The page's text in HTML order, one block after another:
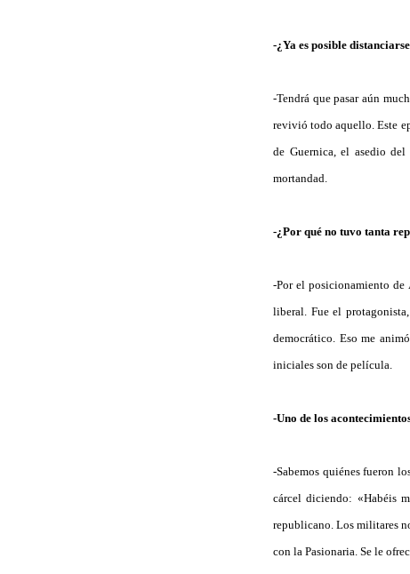
-¿Ya es posible
-Tendrá que pasar aún
revivió todo aquello. Este
de Guernica, el asedio
mortandad.
-¿Por qué no tuvo tanta
-Por el posicionamiento de
liberal. Fue el
democrático. Eso me
iniciales son de película.
-Uno de los
-Sabemos quiénes fueron
cárcel diciendo: «Habéis
republicano. Los militares
con la Pasionaria. Se le